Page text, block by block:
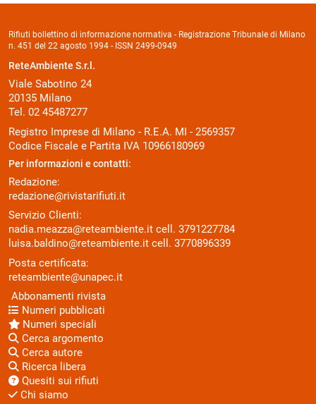
Rifiuti bollettino di informazione normativa - Registrazione Tribunale di Milano
n. 451 del 22 agosto 1994 - ISSN 2499-0949
ReteAmbiente S.r.l.
Viale Sabotino 24
20135 Milano
Tel. 02 45487277
Registro Imprese di Milano - R.E.A. MI - 2569357
Codice Fiscale e Partita IVA 10966180969
Per informazioni e contatti:
Redazione:
redazione@rivistarifiuti.it
Servizio Clienti:
nadia.meazza@reteambiente.it cell. 3791227784
luisa.baldino@reteambiente.it cell. 3770896339
Posta certificata:
reteambiente@unapec.it
Abbonamenti rivista
Numeri pubblicati
Numeri speciali
Cerca argomento
Cerca autore
Ricerca libera
Quesiti sui rifiuti
Chi siamo